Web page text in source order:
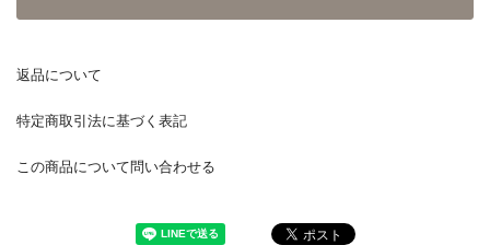
返品について
特定商取引法に基づく表記
この商品について問い合わせる